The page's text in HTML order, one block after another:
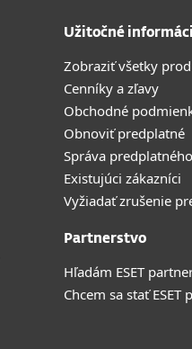
Užitočné
Zobraziť všetky
Cenníky a zľavy
Obchodné
Obnoviť predplatné
Správa predplatného
Existujúci zákazníci
Vyžiadať zrušenie
Partnerstvo
Hľadám ESET
Chcem sa stať ESET